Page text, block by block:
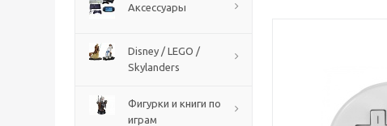
Аксессуары
Disney / LEGO /
Skylanders
Фигурки и книги по
играм
The Blood of Dawnwalker